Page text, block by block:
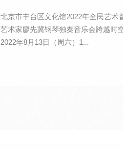
北京市丰台区文化馆2022年全民艺术
艺术家廖先冀钢琴独奏音乐会跨越时
2022年8月13日（周六）1...